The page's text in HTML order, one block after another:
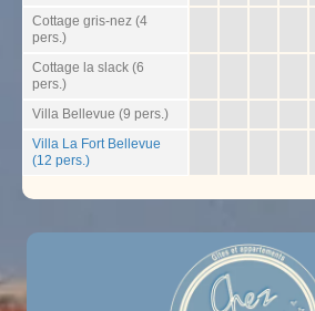
Cottage gris-nez (4
pers.)
Cottage la slack (6
pers.)
Villa Bellevue (9 pers.)
Villa La Fort Bellevue
(12 pers.)